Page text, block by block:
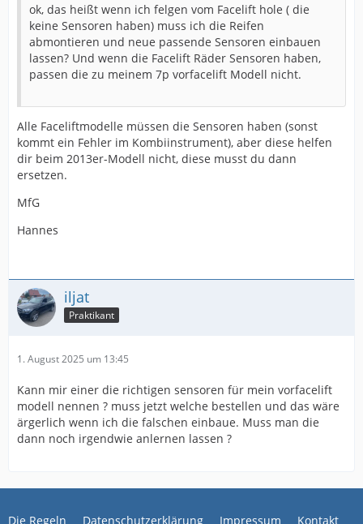
ok, das heißt wenn ich felgen vom Facelift hole ( die
keine Sensoren haben) muss ich die Reifen
abmontieren und neue passende Sensoren einbauen
lassen? Und wenn die Facelift Räder Sensoren haben,
passen die zu meinem 7p vorfacelift Modell nicht.
Alle Faceliftmodelle müssen die Sensoren haben (sonst
kommt ein Fehler im Kombiinstrument), aber diese helfen
dir beim 2013er-Modell nicht, diese musst du dann
ersetzen.
MfG
Hannes
iljat
Praktikant
1. August 2025 um 13:45
Kann mir einer die richtigen sensoren für mein vorfacelift
modell nennen ? muss jetzt welche bestellen und das wäre
ärgerlich wenn ich die falschen einbaue. Muss man die
dann noch irgendwie anlernen lassen ?
Die Regeln Datenschutzerklärung Impressum Kontakt